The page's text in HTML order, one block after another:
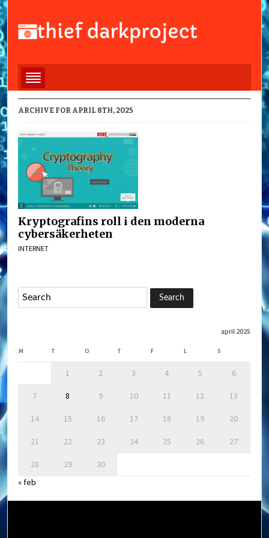
ARCHIVE FOR APRIL 8TH, 2025
Kryptografins roll i den moderna
cybersäkerheten
INTERNET
april 2025
M T O T F L S
1 2 3 4 5 6
7 8 9 10 11 12 13
14 15 16 17 18 19 20
21 22 23 24 25 26 27
28 29
30
« feb